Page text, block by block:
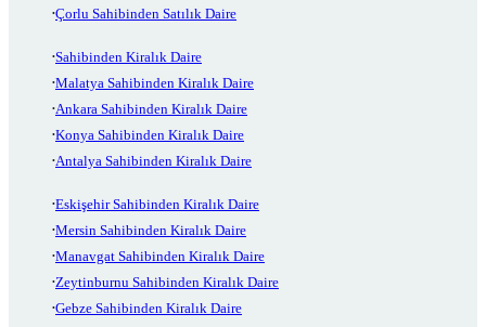
Çorlu Sahibinden Satılık Daire
Sahibinden Kiralık Daire
Malatya Sahibinden Kiralık Daire
Ankara Sahibinden Kiralık Daire
Konya Sahibinden Kiralık Daire
Antalya Sahibinden Kiralık Daire
Eskişehir Sahibinden Kiralık Daire
Mersin Sahibinden Kiralık Daire
Manavgat Sahibinden Kiralık Daire
Zeytinburnu Sahibinden Kiralık Daire
Gebze Sahibinden Kiralık Daire